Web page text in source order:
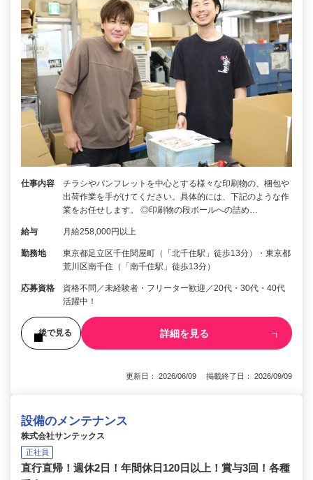
仕事内容
チラシやパンフレットを中心とする様々な印刷物の、梱包や
出荷作業を手がけてください。具体的には、下記のような作
業をお任せします。 ◎印刷物の段ボールへの詰め…
給与 月給258,000円以上
勤務地
東京都足立区千住関屋町（「北千住駅」徒歩13分）・東京都
荒川区南千住（「南千住駅」徒歩13分）
応募資格
資格不問／未経験者・フリーター歓迎／20代・30代・40代
活躍中！
後で見る 詳細を見る
更新日： 2026/06/09 掲載終了日： 2026/09/09
設備のメンテナンス
株式会社サンテックス
正社員
直行直帰！週休2日！年間休日120日以上！賞与3回！各種